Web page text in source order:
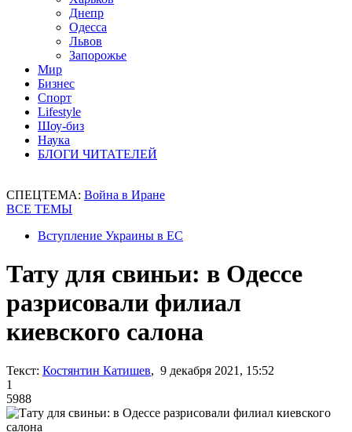
Днепр
Одесса
Львов
Запорожье
Мир
Бизнес
Спорт
Lifestyle
Шоу-биз
Наука
БЛОГИ ЧИТАТЕЛЕЙ
СПЕЦТЕМА: Война в Иране
ВСЕ ТЕМЫ
Вступление Украины в ЕС
Тату для свиньи: в Одессе
разрисовали филиал
киевского салона
Текст: Костянтин Катишев, 9 декабря 2021, 15:52
1
5988